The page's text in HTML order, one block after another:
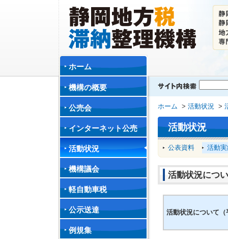
ホーム
機構の概要
公売会
インターネット公売
活動状況
機構議会
軽自動車税
公示送達
例規集
ホーム > 活動状況 >
活動状況
公表資料 活動
活動状況につ
活動状況について